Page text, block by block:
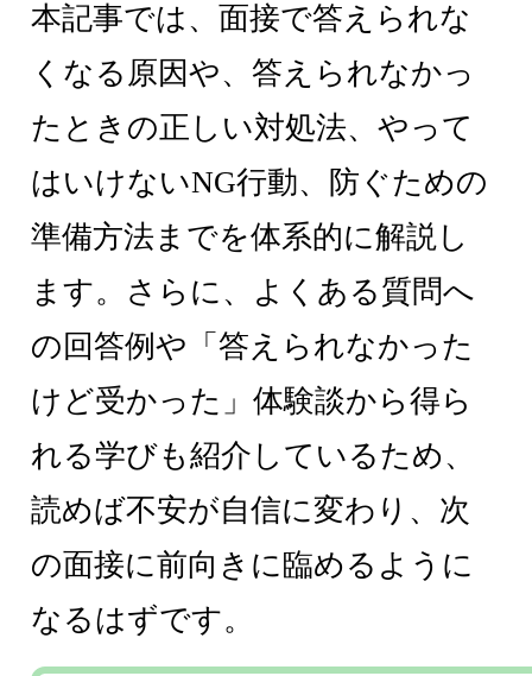
本記事では、面接で答えられな
くなる原因や、答えられなかっ
たときの正しい対処法、やって
はいけないNG行動、防ぐための
準備方法までを体系的に解説し
ます。さらに、よくある質問へ
の回答例や「答えられなかった
けど受かった」体験談から得ら
れる学びも紹介しているため、
読めば不安が自信に変わり、次
の面接に前向きに臨めるように
なるはずです。